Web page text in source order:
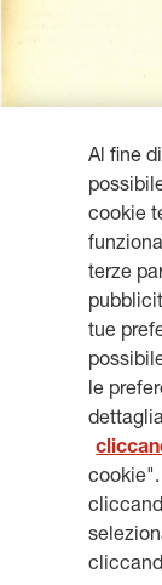
Resta
newsletter
Al fine
cookie
terze
tue
le
cookie".